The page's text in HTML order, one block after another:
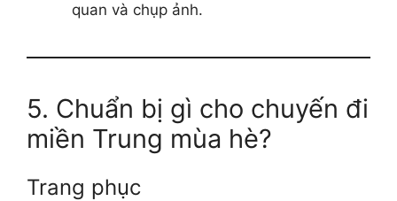
quan và chụp ảnh.
5. Chuẩn bị gì cho chuyến đi
miền Trung mùa hè?
Trang phục